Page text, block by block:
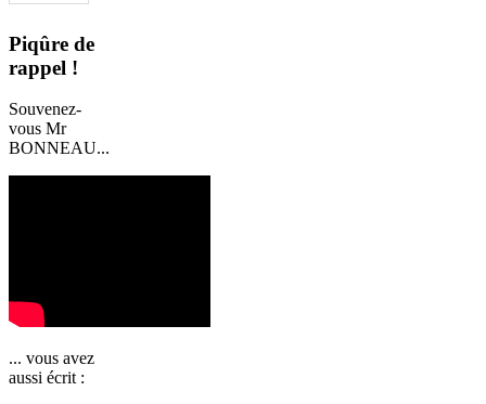
Piqûre de
rappel !
Souvenez-
vous Mr
BONNEAU...
... vous avez
aussi écrit :